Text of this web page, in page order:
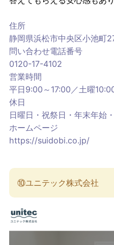
住所
静岡県浜松市中央区小池町
問い合わせ電話番号
0120-17-4102
営業時間
平日9:00～17:00／土曜
休日
日曜日・祝祭日・年末年始
ホームページ
https://suidobi.co.jp/
⑩ユニテック株式会社